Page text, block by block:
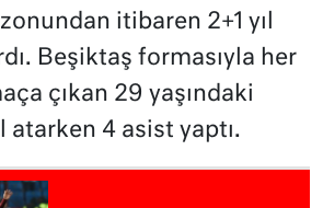
itibaren 2+1 yıl
Beşiktaş formasıyla her
çıkan 29 yaşındaki
4 asist yaptı.